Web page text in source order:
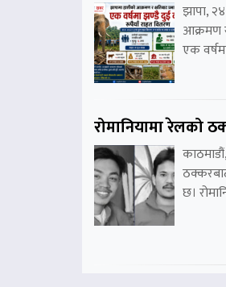
झापा,
आक्रमण
एक
रोमानियामा रेलको
छ।